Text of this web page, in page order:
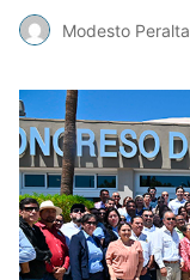
Modesto Peralta